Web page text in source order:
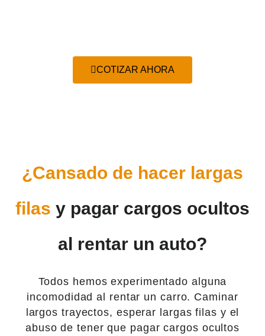
COTIZAR AHORA
¿Cansado de hacer largas
filas y pagar cargos ocultos
al rentar un auto?
Todos hemos experimentado alguna
incomodidad al rentar un carro. Caminar
largos trayectos, esperar largas filas y el
abuso de tener que pagar cargos ocultos